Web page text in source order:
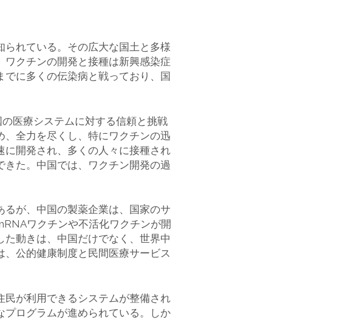
れている。 その広大な国土と多様
クチンの開発と接種は新興感染症
に多くの伝染病と戦っており、国
医療システムに対する信頼と挑戦
全力を尽くし、特にワクチンの迅
開発され、多くの人々に接種され
た。中国では、ワクチン開発の過
が、中国の製薬企業は、国家のサ
ワクチンや不活化ワクチンが開
動きは、中国だけでなく、世界中
公的健康制度と民間医療サービス
が利用できるシステムが整備され
ログラムが進められている。しか